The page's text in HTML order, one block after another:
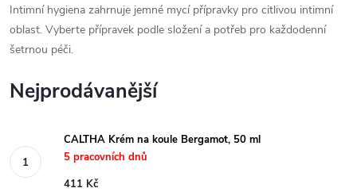
Intimní hygiena zahrnuje jemné mycí přípravky pro citlivou intimní
oblast. Vyberte přípravek podle složení a potřeb pro každodenní
šetrnou péči.
Nejprodávanější
CALTHA Krém na koule Bergamot, 50 ml
5 pracovních dnů
411 Kč